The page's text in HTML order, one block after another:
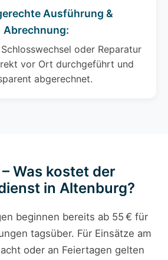
Ausführung &
Abrechnung:
oder Reparatur
vor Ort durchgeführt und
abgerechnet.
Was kostet der
in Altenburg?
beginnen bereits ab 55 € für
tagsüber. Für Einsätze am
oder an Feiertagen gelten